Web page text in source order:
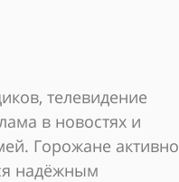
телевидение
в новостях и
Горожане активно
надёжным